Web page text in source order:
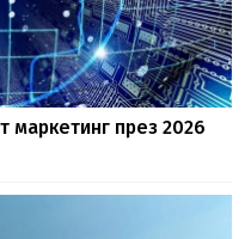
маркетинг през 2026